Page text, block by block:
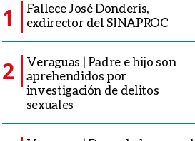
1
Fallece José Donderis,
exdirector del SINAPROC
2
Veraguas | Padre e hijo son
aprehendidos por
investigación de delitos
sexuales